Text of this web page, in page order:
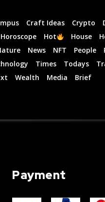
Craft Ideas Crypto
Horoscope Hot House
News NFT People
Times Todays
Wealth Media Brief
Payment